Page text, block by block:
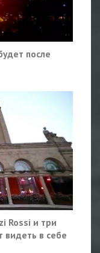
после
Rossi и три
видеть в себе